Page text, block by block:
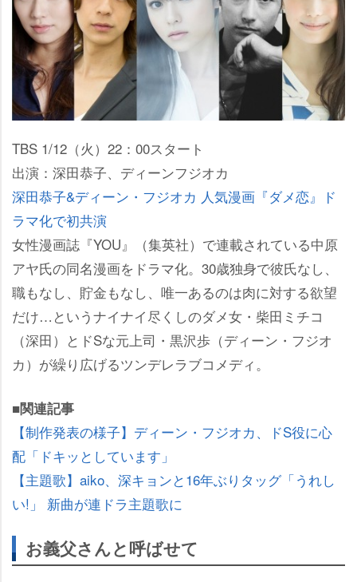
TBS 1/12（火）22：00スタート
出演：深田恭子、ディーンフジオカ
深田恭子&ディーン・フジオカ 人気漫画『ダメ恋』ド
ラマ化で初共演
女性漫画誌『YOU』（集英社）で連載されている中原
アヤ氏の同名漫画をドラマ化。30歳独身で彼氏なし、
職もなし、貯金もなし、唯一あるのは肉に対する欲望
だけ…というナイナイ尽くしのダメ女・柴田ミチコ
（深田）とドSな元上司・黒沢歩（ディーン・フジオ
カ）が繰り広げるツンデレラブコメディ。
■関連記事
【制作発表の様子】ディーン・フジオカ、ドS役に心
配「ドキッとしています」
【主題歌】aiko、深キョンと16年ぶりタッグ「うれし
い!」 新曲が連ドラ主題歌に
お義父さんと呼ばせて